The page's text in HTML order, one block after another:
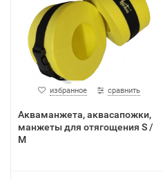
избранное сравнить
Акваманжета, аквасапожки,
манжеты для отягощения S /
M